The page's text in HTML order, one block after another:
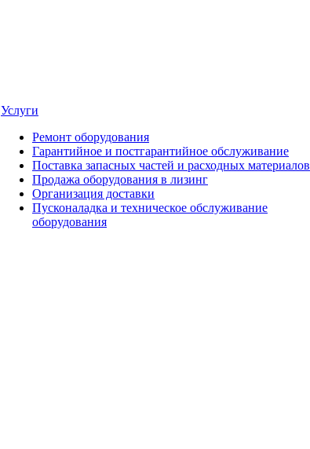
Услуги
Ремонт оборудования
Гарантийное и постгарантийное обслуживание
Поставка запасных частей и расходных материалов
Продажа оборудования в лизинг
Организация доставки
Пусконаладка и техническое обслуживание
оборудования